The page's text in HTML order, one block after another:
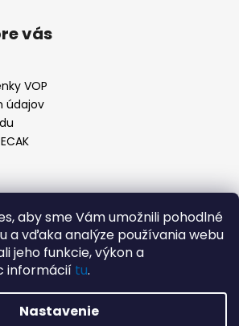
aby sme Vám umožnili pohodlné
a vďaka analýze používania webu
jeho funkcie, výkon a
informácií tu.
Nastavenie
y
ý
p
i
s
u
vás
VOP
údajov